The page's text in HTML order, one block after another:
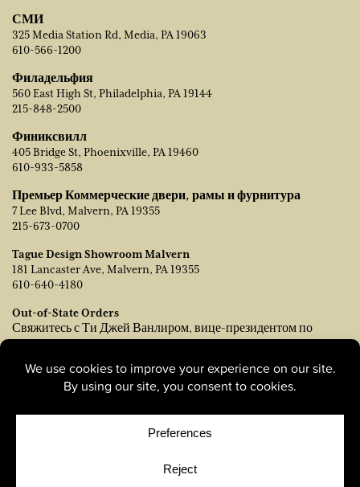
СМИ
325 Media Station Rd, Media, PA 19063
610-566-1200
Филадельфия
560 East High St, Philadelphia, PA 19144
215-848-2500
Финиксвилл
405 Bridge St, Phoenixville, PA 19460
610-933-5858
Премьер Коммерческие двери, рамы и фурнитура
7 Lee Blvd, Malvern, PA 19355
215-673-0700
Tague Design Showroom Malvern
181 Lancaster Ave, Malvern, PA 19355
610-640-4180
Out-of-State Orders
Свяжитесь с Ти Джей Ванлиром, вице-президентом по
продажам:
215-778-6463
© Copyright 2026, Tague Lumber. |
Yellow House Design